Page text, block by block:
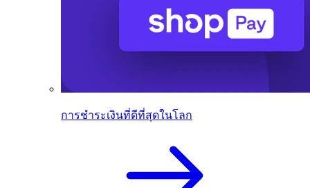
การชำระเงินที่ดีที่สุดในโลก